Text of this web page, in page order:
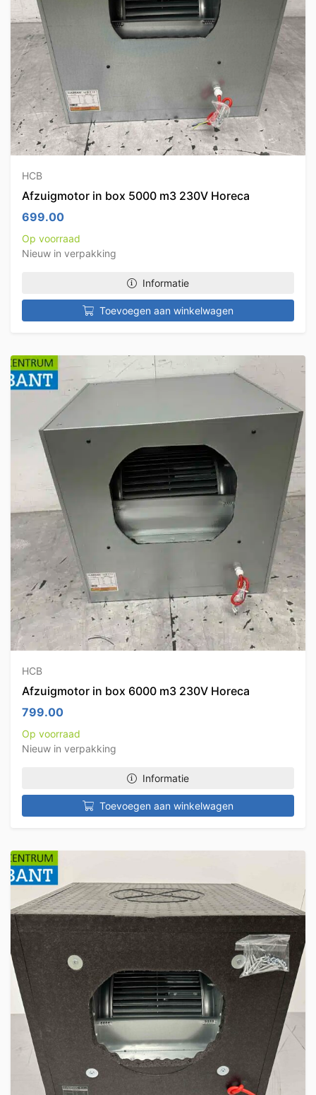
HCB
Afzuigmotor in box 5000 m3 230V Horeca
699.00
Op voorraad
Nieuw in verpakking
Informatie
Toevoegen aan winkelwagen
HCB
Afzuigmotor in box 6000 m3 230V Horeca
799.00
Op voorraad
Nieuw in verpakking
Informatie
Toevoegen aan winkelwagen